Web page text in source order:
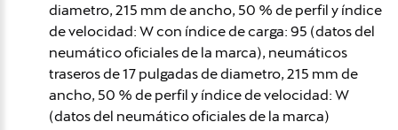
diametro, 215 mm de ancho, 50 % de perfil y índice
de velocidad: W con índice de carga: 95 (datos del
neumático oficiales de la marca), neumáticos
traseros de 17 pulgadas de diametro, 215 mm de
ancho, 50 % de perfil y índice de velocidad: W
(datos del neumático oficiales de la marca)